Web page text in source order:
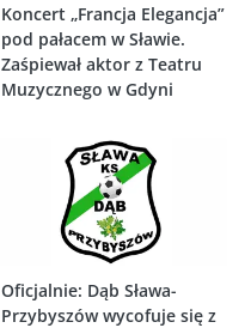
Koncert „Francja Elegancja”
pod pałacem w Sławie.
Zaśpiewał aktor z Teatru
Muzycznego w Gdyni
Oficjalnie: Dąb Sława-
Przybyszów wycofuje się z